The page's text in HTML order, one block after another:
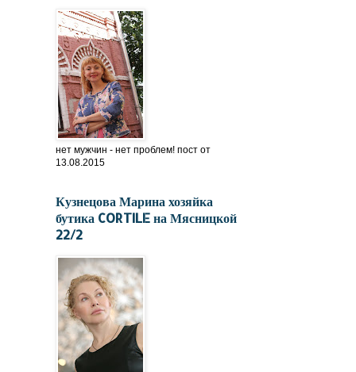
нет мужчин - нет проблем! пост от
13.08.2015
Кузнецова Марина хозяйка
бутика CORTILE на Мясницкой
22/2